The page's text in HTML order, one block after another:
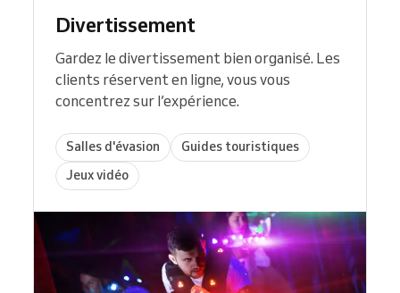
Divertissement
Gardez le divertissement bien organisé. Les
clients réservent en ligne, vous vous
concentrez sur l’expérience.
Salles d'évasion
Guides touristiques
Jeux vidéo